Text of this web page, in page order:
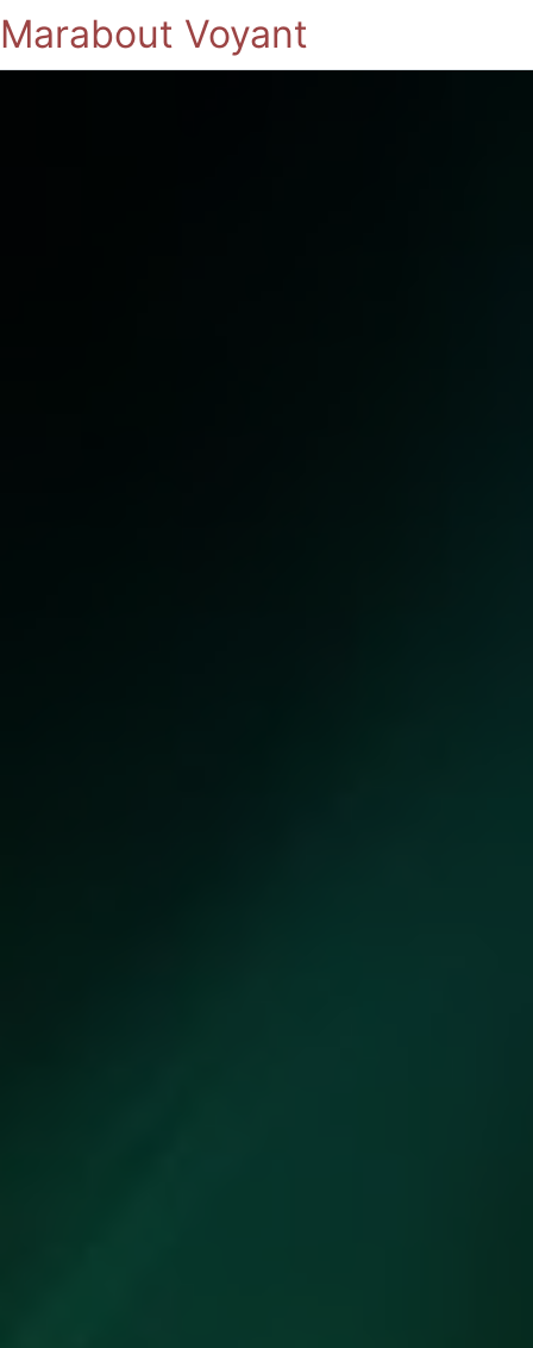
Marabout Voyant